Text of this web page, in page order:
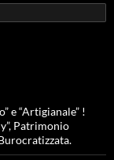
e “Artigianale” !
Patrimonio